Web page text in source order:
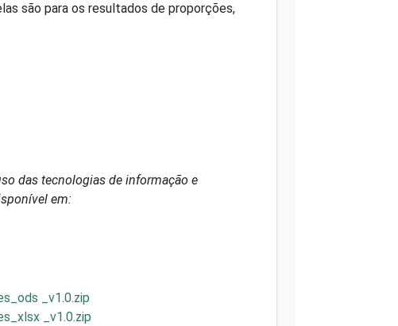
são para os resultados de proporções,
das tecnologias de informação e
em:
_v1.0.zip
_v1.0.zip